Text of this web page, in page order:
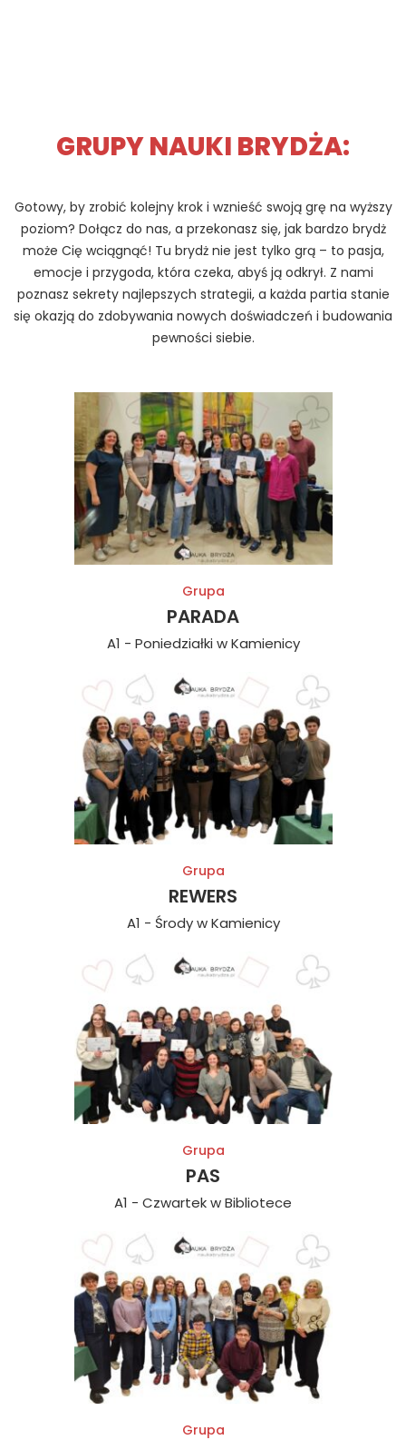
GRUPY NAUKI BRYDŻA:
Gotowy, by zrobić kolejny krok i wznieść swoją grę na wyższy
poziom? Dołącz do nas, a przekonasz się, jak bardzo brydż
może Cię wciągnąć! Tu brydż nie jest tylko grą – to pasja,
emocje i przygoda, która czeka, abyś ją odkrył. Z nami
poznasz sekrety najlepszych strategii, a każda partia stanie
się okazją do zdobywania nowych doświadczeń i budowania
pewności siebie.
Grupa
PARADA
A1 - Poniedziałki w Kamienicy
Grupa
REWERS
A1 - Środy w Kamienicy
Grupa
PAS
A1 - Czwartek w Bibliotece
Grupa